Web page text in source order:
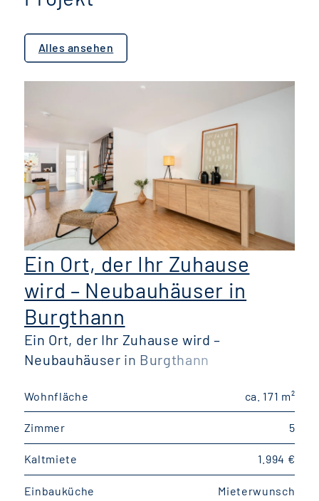
Alles ansehen
Ein Ort, der Ihr Zuhause
wird – Neubauhäuser in
Burgthann
Ein Ort, der Ihr Zuhause wird –
Neubauhäuser in Burgthann
Wohnfläche ca. 171 m²
Zimmer 5
Kaltmiete 1.994 €
Einbauküche Mieterwunsch